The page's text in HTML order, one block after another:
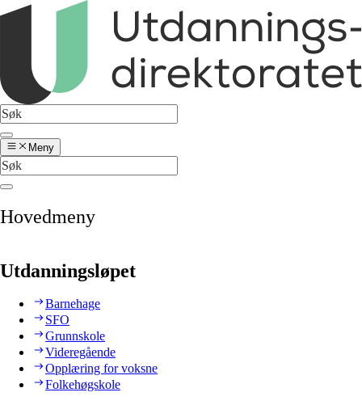
Meny
Hovedmeny
Utdanningsløpet
Barnehage
SFO
Grunnskole
Videregående
Opplæring for voksne
Folkehøgskole